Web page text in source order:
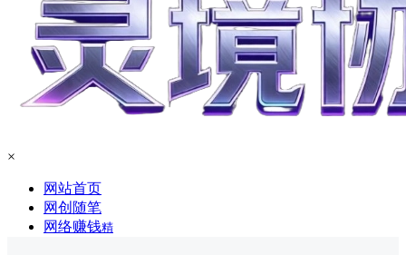
×
网站首页
网创随笔
网络赚钱精